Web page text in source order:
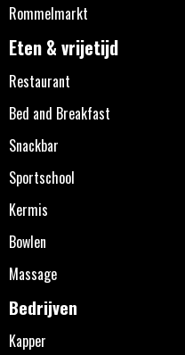
Rommelmarkt
Eten & vrijetijd
Restaurant
Bed and Breakfast
Snackbar
Sportschool
Kermis
Bowlen
Massage
Bedrijven
Kapper